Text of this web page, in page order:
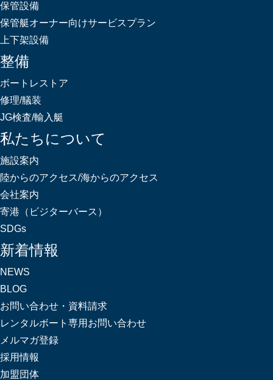
保管設備
保管艇オーナー向けサービスプラン
上下架設備
整備
ボートレストア
修理/艤装
JG検査/輸入艇
私たちについて
施設案内
陸からのアクセス/海からのアクセス
会社案内
寄港（ビジターバース）
SDGs
新着情報
NEWS
BLOG
お問い合わせ・資料請求
レンタルボート専用お問い合わせ
メルマガ登録
採用情報
加盟団体